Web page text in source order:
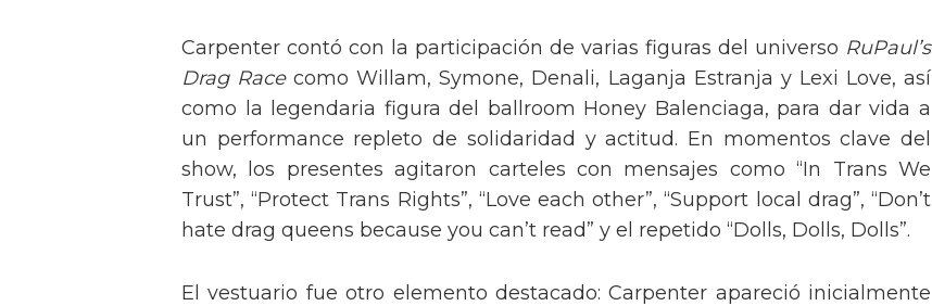
Carpenter contó con la participación de varias figuras del universo RuPaul’s
Drag Racecomo Willam, Symone, Denali, Laganja Estranja y Lexi Love, así
como la legendaria figura del ballroom Honey Balenciaga, para dar vida a
un performance repleto de solidaridad y actitud. En momentos clave del
show, los presentes agitaron carteles con mensajes como “In Trans We
Trust”, “Protect Trans Rights”, “Love each other”, “Support local drag”, “Don’t
hate drag queens because you can’t read” y el repetido “Dolls, Dolls, Dolls”.
El vestuario fue otro elemento destacado: Carpenter apareció inicialmente